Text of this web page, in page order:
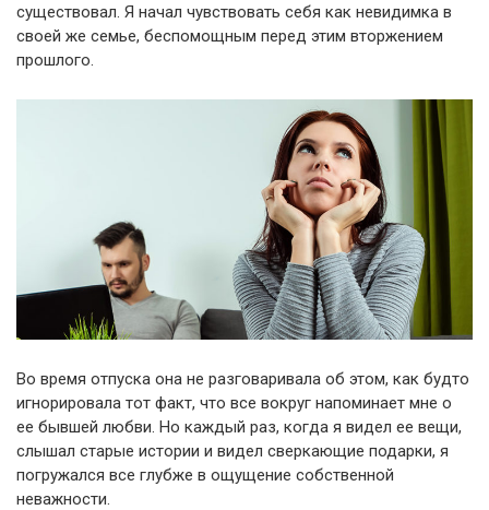
существовал. Я начал чувствовать себя как невидимка в
своей же семье, беспомощным перед этим вторжением
прошлого.
Во время отпуска она не разговаривала об этом, как будто
игнорировала тот факт, что все вокруг напоминает мне о
ее бывшей любви. Но каждый раз, когда я видел ее вещи,
слышал старые истории и видел сверкающие подарки, я
погружался все глубже в ощущение собственной
неважности.